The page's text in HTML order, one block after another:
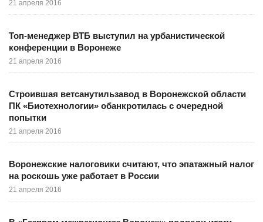
21 апреля 2016
Топ-менеджер ВТБ выступил на урбанистической
конференции в Воронеже
21 апреля 2016
Строившая ветсанутильзавод в Воронежской области
ПК «Биотехнологии» обанкротилась с очередной
попытки
21 апреля 2016
Воронежские налоговики считают, что эпатажный налог
на роскошь уже работает в России
21 апреля 2016